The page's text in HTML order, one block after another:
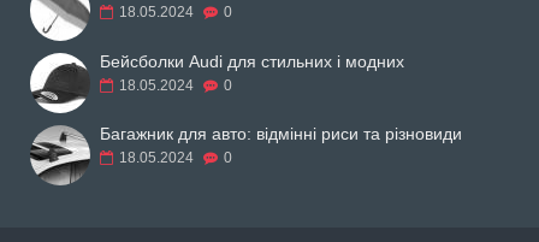
18.05.2024 0
Бейсболки Audi для стильних і модних
18.05.2024 0
Багажник для авто: відмінні риси та різновиди
18.05.2024 0